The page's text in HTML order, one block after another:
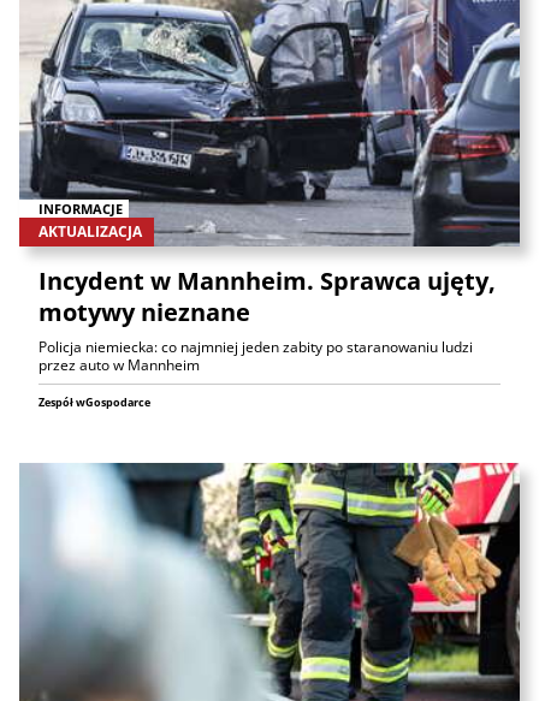
INFORMACJE
AKTUALIZACJA
Incydent w Mannheim. Sprawca ujęty,
motywy nieznane
Policja niemiecka: co najmniej jeden zabity po staranowaniu ludzi
przez auto w Mannheim
Zespół wGospodarce